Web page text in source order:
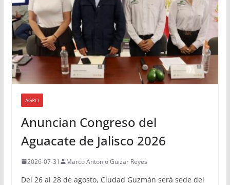
AGRO
Anuncian Congreso del
Aguacate de Jalisco 2026
2026-07-31 Marco Antonio Guizar Reyes
Del 26 al 28 de agosto, Ciudad Guzmán será sede del